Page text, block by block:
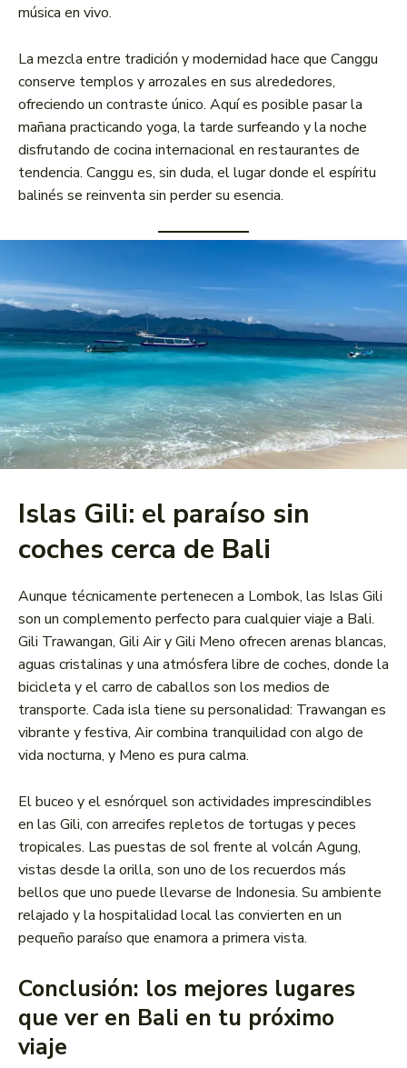
música en vivo.
La mezcla entre tradición y modernidad hace que Canggu
conserve templos y arrozales en sus alrededores,
ofreciendo un contraste único. Aquí es posible pasar la
mañana practicando yoga, la tarde surfeando y la noche
disfrutando de cocina internacional en restaurantes de
tendencia. Canggu es, sin duda, el lugar donde el espíritu
balinés se reinventa sin perder su esencia.
Islas Gili: el paraíso sin
coches cerca de Bali
Aunque técnicamente pertenecen a Lombok, las Islas Gili
son un complemento perfecto para cualquier viaje a Bali.
Gili Trawangan, Gili Air y Gili Meno ofrecen arenas blancas,
aguas cristalinas y una atmósfera libre de coches, donde la
bicicleta y el carro de caballos son los medios de
transporte. Cada isla tiene su personalidad: Trawangan es
vibrante y festiva, Air combina tranquilidad con algo de
vida nocturna, y Meno es pura calma.
El buceo y el esnórquel son actividades imprescindibles
en las Gili, con arrecifes repletos de tortugas y peces
tropicales. Las puestas de sol frente al volcán Agung,
vistas desde la orilla, son uno de los recuerdos más
bellos que uno puede llevarse de Indonesia. Su ambiente
relajado y la hospitalidad local las convierten en un
pequeño paraíso que enamora a primera vista.
Conclusión: los mejores lugares
que ver en Bali en tu próximo
viaje